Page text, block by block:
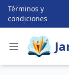
Términos y
condiciones